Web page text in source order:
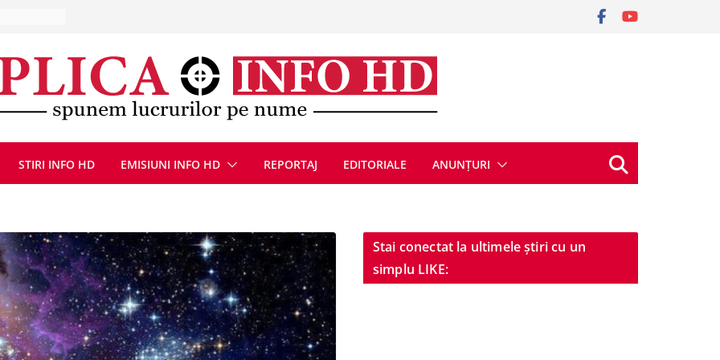
din
cu
DIN
STIRI INFO HD EMISIUNI INFO HD REPORTAJ EDITORIALE ANUNȚURI
Stai conectat la ultimele știri cu un
simplu LIKE: